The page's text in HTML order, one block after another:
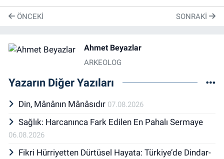
ÖNCEKI SONRAKI
Ahmet Beyazlar
ARKEOLOG
Yazarın Diğer Yazıları
Din, Mânânın Mânâsıdır 07.08.2026
Sağlık: Harcanınca Fark Edilen En Pahalı Sermaye
06.08.2026
Fikri Hürriyetten Dürtüsel Hayata: Türkiye’de Dindar-